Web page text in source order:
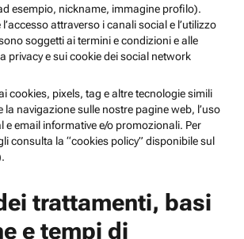
esempio, nickname, immagine profilo).
attraverso i canali social e l’utilizzo
soggetti ai termini e condizioni e alle
privacy e sui cookie dei social network
cookies, pixels, tag e altre tecnologie simili
la navigazione sulle nostre pagine web, l’uso
e email informative e/o promozionali. Per
consulta la “cookies policy” disponibile sul
trattamenti, basi
e tempi di